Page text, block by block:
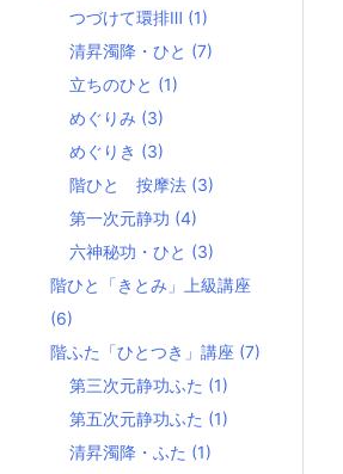
つづけて環排Ⅲ (1)
清昇濁降・ひと (7)
立ちのひと (1)
めぐりみ (3)
めぐりき (3)
階ひと 按摩法 (3)
第一次元静功 (4)
六神秘功・ひと (3)
階ひと「きとみ」上級講座
(6)
階ふた「ひとつき」講座 (7)
第三次元静功ふた (1)
第五次元静功ふた (1)
清昇濁降・ふた (1)